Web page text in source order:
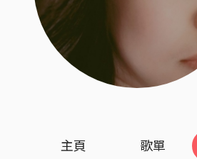
主頁 歌單